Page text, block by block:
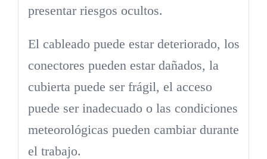
presentar riesgos ocultos.
El cableado puede estar deteriorado, los
conectores pueden estar dañados, la
cubierta puede ser frágil, el acceso
puede ser inadecuado o las condiciones
meteorológicas pueden cambiar durante
el trabajo.